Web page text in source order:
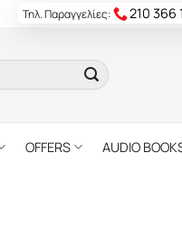
Τηλ. Παραγγελίες: 210 366
OFFERS AUDIO